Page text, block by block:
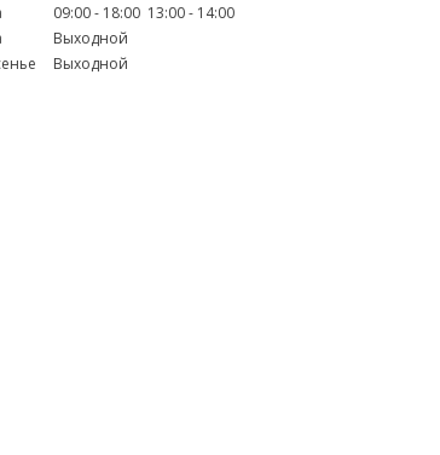
09:00 18:00 13:00
14:00
Выходной
Выходной